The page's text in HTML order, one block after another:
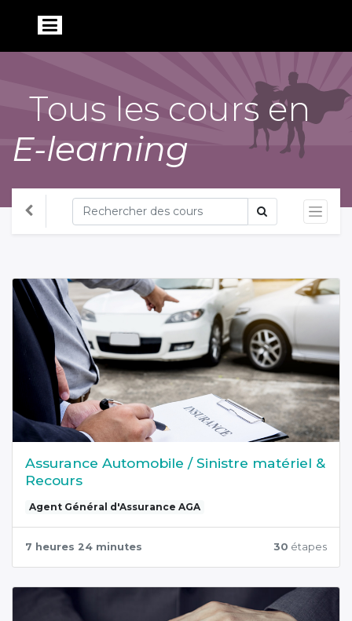
Tous les cours en
E-learning
Assurance Automobile / Sinistre matériel &
Recours
Agent Général d'Assurance AGA
7 heures 24 minutes 30 étapes